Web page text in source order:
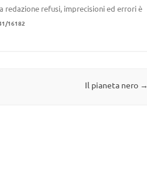
redazione refusi, imprecisioni ed errori è
16182
Il pianeta nero →